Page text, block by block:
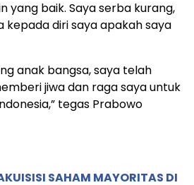
yang baik. Saya serba kurang,
kepada diri saya apakah saya
anak bangsa, saya telah
jiwa dan raga saya untuk
tegas Prabowo
SAHAM MAYORITAS DI